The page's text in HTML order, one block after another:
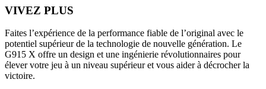
VIVEZ PLUS
Faites l’expérience de la performance fiable de l’original avec le
potentiel supérieur de la technologie de nouvelle génération. Le
G915 X offre un design et une ingénierie révolutionnaires pour
élever votre jeu à un niveau supérieur et vous aider à décrocher la
victoire.